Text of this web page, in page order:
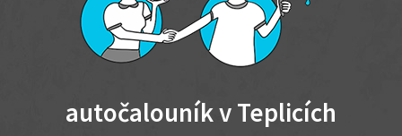
autočalouník v Teplicích